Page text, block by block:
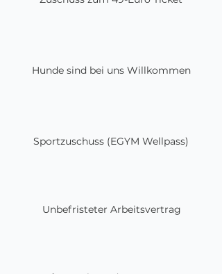
Hunde sind bei uns Willkommen
Sportzuschuss (EGYM Wellpass)
Unbefristeter Arbeitsvertrag